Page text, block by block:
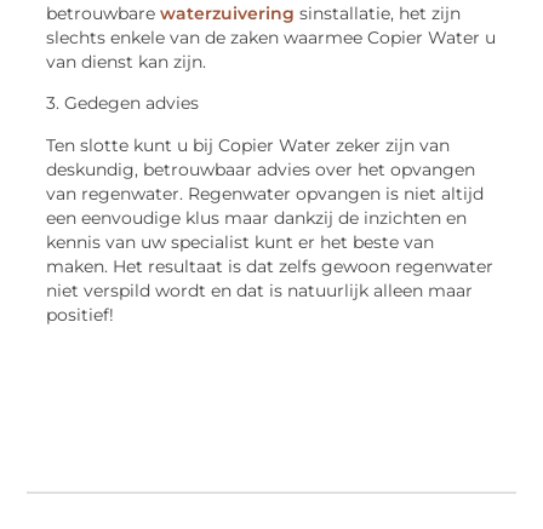
betrouwbarewaterzuiveringsinstallatie, het zijn
slechts enkele van de zaken waarmee Copier Water u
van dienst kan zijn.
3. Gedegen advies
Ten slotte kunt u bij Copier Water zeker zijn van
deskundig, betrouwbaar advies over het opvangen
van regenwater. Regenwater opvangen is niet altijd
een eenvoudige klus maar dankzij de inzichten en
kennis van uw specialist kunt er het beste van
maken. Het resultaat is dat zelfs gewoon regenwater
niet verspild wordt en dat is natuurlijk alleen maar
positief!